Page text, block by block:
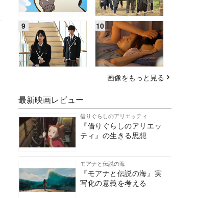
画像をもっと見る
最新映画レビュー
借りぐらしのアリエッティ
『借りぐらしのアリエッ
ティ』の生きる思想
モアナと伝説の海
『モアナと伝説の海』実
写化の意義を考える